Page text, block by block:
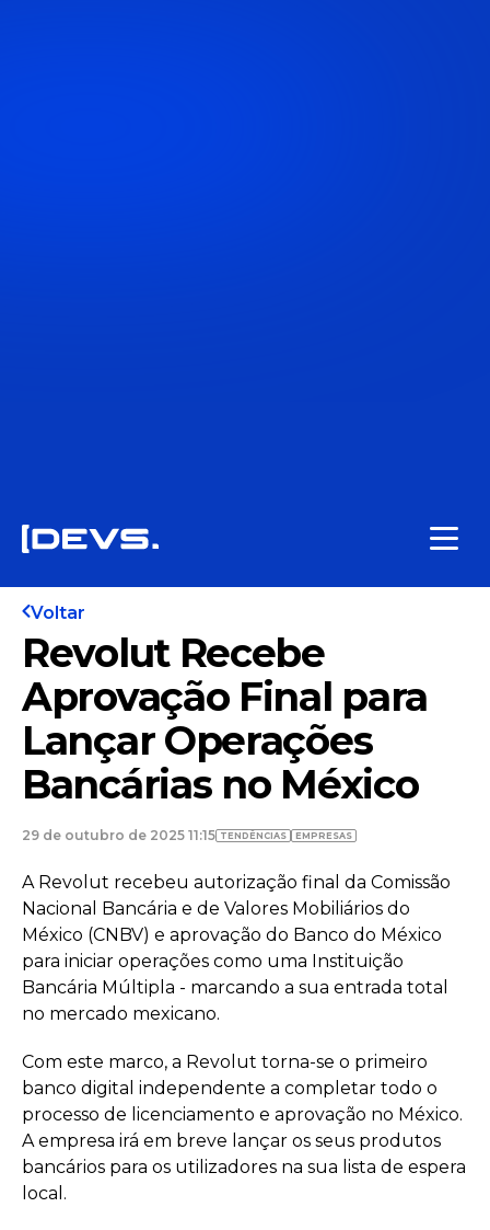
Voltar
Revolut Recebe
Aprovação Final para
Lançar Operações
Bancárias no México
29 de outubro de 2025 11:15 TENDÊNCIAS EMPRESAS
A Revolut recebeu autorização final da Comissão
Nacional Bancária e de Valores Mobiliários do
México (CNBV) e aprovação do Banco do México
para iniciar operações como uma Instituição
Bancária Múltipla - marcando a sua entrada total
no mercado mexicano.
Com este marco, a Revolut torna-se o primeiro
banco digital independente a completar todo o
processo de licenciamento e aprovação no México.
A empresa irá em breve lançar os seus produtos
bancários para os utilizadores na sua lista de espera
local.